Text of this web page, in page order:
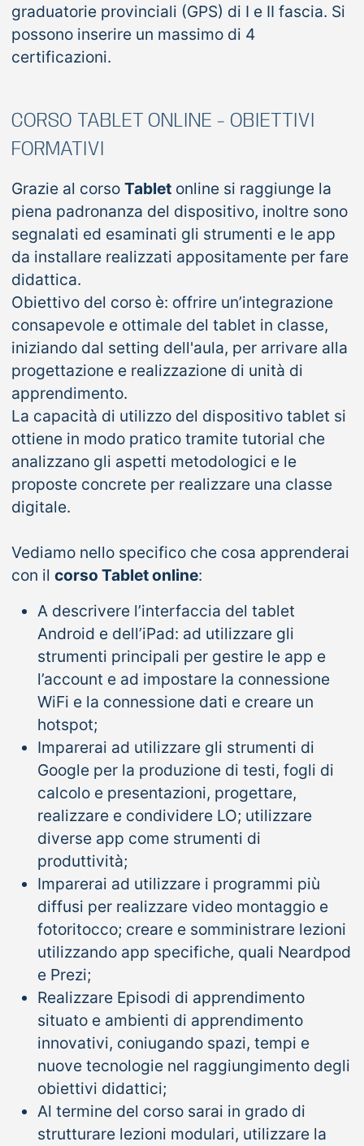
graduatorie provinciali (GPS) di I e II fascia. Si
possono inserire un massimo di 4
certificazioni.
CORSO TABLET ONLINE - OBIETTIVI
FORMATIVI
Grazie al corsoTablet online si raggiunge la
piena padronanza del dispositivo, inoltre sono
segnalati ed esaminati gli strumenti e le app
da installare realizzati appositamente per fare
didattica.
Obiettivo del corso è: offrire un’integrazione
consapevole e ottimale del tablet in classe,
iniziando dal setting dell'aula, per arrivare alla
progettazione e realizzazione di unità di
apprendimento.
La capacità di utilizzo del dispositivo tablet si
ottiene in modo pratico tramite tutorial che
analizzano gli aspetti metodologici e le
proposte concrete per realizzare una classe
digitale.
Vediamo nello specifico che cosa apprenderai
con ilcorso Tablet online:
A descrivere l’interfaccia del tablet
Android e dell’iPad: ad utilizzare gli
strumenti principali per gestire le app e
l’account e ad impostare la connessione
WiFi e la connessione dati e creare un
hotspot;
Imparerai ad utilizzare gli strumenti di
Google per la produzione di testi, fogli di
calcolo e presentazioni, progettare,
realizzare e condividere LO; utilizzare
diverse app come strumenti di
produttività;
Imparerai ad utilizzare i programmi più
diffusi per realizzare video montaggio e
fotoritocco; creare e somministrare lezioni
utilizzando app specifiche, quali Neardpod
e Prezi;
Realizzare Episodi di apprendimento
situato e ambienti di apprendimento
innovativi, coniugando spazi, tempi e
nuove tecnologie nel raggiungimento degli
obiettivi didattici;
Al termine del corso sarai in grado di
strutturare lezioni modulari, utilizzare la